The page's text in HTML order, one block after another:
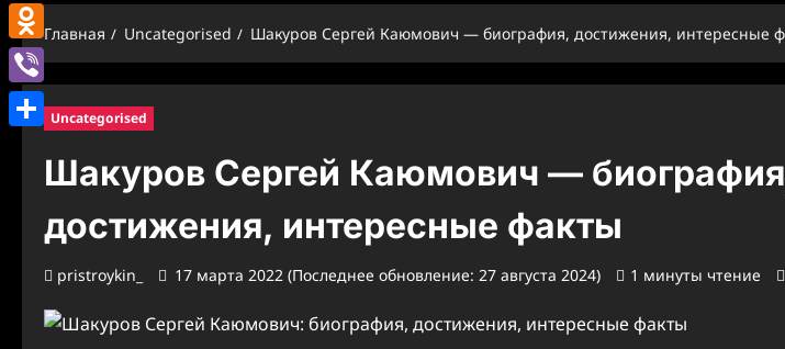
Главная Uncategorised Шакуров Сергей Каюмович — биография, достижения, интересные
Uncategorised
Шакуров Сергей Каюмович —
достижения, интересные факты
pristroykin_ 17 марта 2022 (Последнее обновление: 27 августа 2024) 1 минуты чтение
WhatsApp
Odnoklassniki
Viber